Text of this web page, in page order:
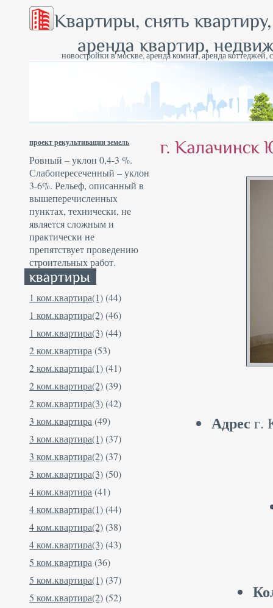
новостройки в москве, аренда комнат, аренда
проект рекультивации земель
Ровный – уклон 0,4-3 %.
Слабопересеченный – уклон
3-6%. Рельеф, описанный в
вышеперечисленных
пунктах, технически, не
является сложным и
практически не
препятствует проведению
строительных работ.
1 ком.квартира(1)(44)
1 ком.квартира(2)(46)
1 ком.квартира(3)(44)
2 ком.квартира (53)
2 ком.квартира(1)(41)
2 ком.квартира(2)(39)
2 ком.квартира(3)(42)
3 ком.квартира (49)
3 ком.квартира(1)(37)
3 ком.квартира(2)(37)
3 ком.квартира(3)(50)
4 ком.квартира (41)
4 ком.квартира(1)(44)
4 ком.квартира(2)(38)
4 ком.квартира(3)(43)
5 ком.квартира (36)
5 ком.квартира(1)(37)
5 ком.квартира(2)(52)
Адрес г.